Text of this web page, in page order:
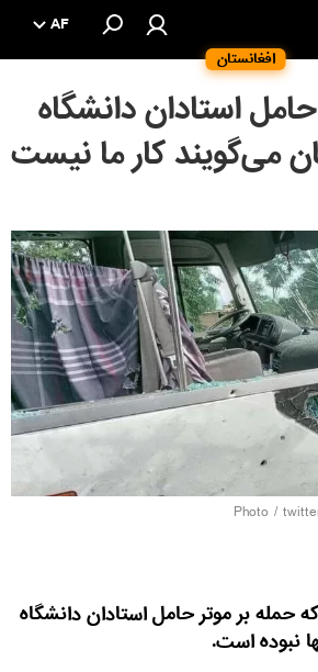
افغانستان
AF
استادان دانشگاه
می‌گویند کار ما نیست
حمله بر موتر حامل استادان دانشگاه
نبوده است.